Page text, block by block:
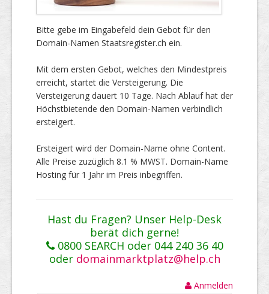
Bitte gebe im Eingabefeld dein Gebot für den
Domain-Namen Staatsregister.ch ein.
Mit dem ersten Gebot, welches den Mindestpreis
erreicht, startet die Versteigerung. Die
Versteigerung dauert 10 Tage. Nach Ablauf hat der
Höchstbietende den Domain-Namen verbindlich
ersteigert.
Ersteigert wird der Domain-Name ohne Content.
Alle Preise zuzüglich 8.1 % MWST. Domain-Name
Hosting für 1 Jahr im Preis inbegriffen.
Hast du Fragen? Unser Help-Desk
berät dich gerne!
0800 SEARCH oder 044 240 36 40
oder domainmarktplatz@help.ch
Anmelden